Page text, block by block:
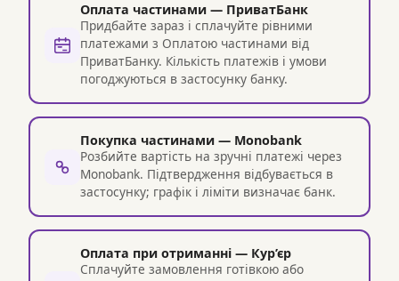
Оплата частинами — ПриватБанк
Придбайте зараз і сплачуйте рівними
платежами з Оплатою частинами від
ПриватБанку. Кількість платежів і умови
погоджуються в застосунку банку.
Покупка частинами — Monobank
Розбийте вартість на зручні платежі через
Monobank. Підтвердження відбувається в
застосунку; графік і ліміти визначає банк.
Оплата при отриманні — Кур’єр
Сплачуйте замовлення готівкою або